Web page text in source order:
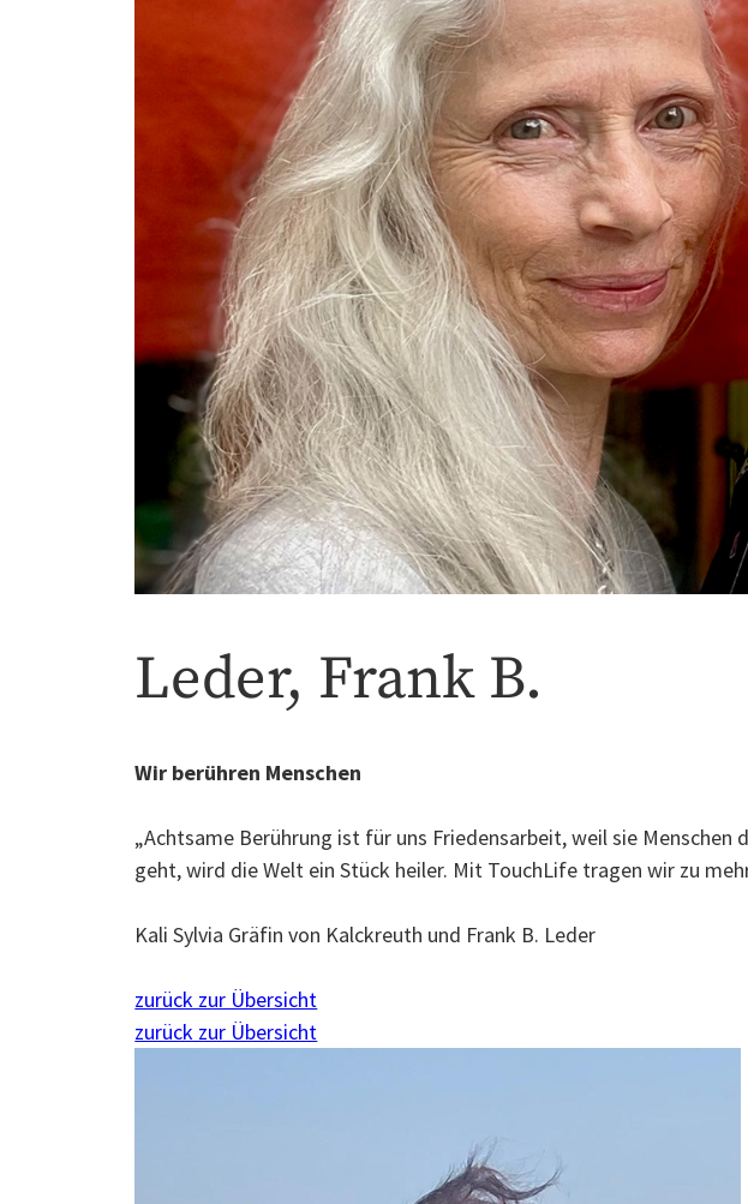
Leder, Frank B.
Wir berühren Menschen
„Achtsame Berührung ist für uns Friedensarbeit, weil sie Menschen
geht, wird die Welt ein Stück heiler. Mit TouchLife tragen wir zu
Kali Sylvia Gräfin von Kalckreuth und Frank B. Leder
zurück zur Übersicht
zurück zur Übersicht